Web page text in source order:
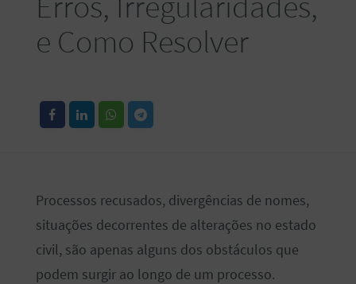
e Como Resolver
Processos recusados, divergências de nomes,
situações decorrentes de alterações no estado
civil, são apenas alguns dos obstáculos que
podem surgir ao longo de um processo.